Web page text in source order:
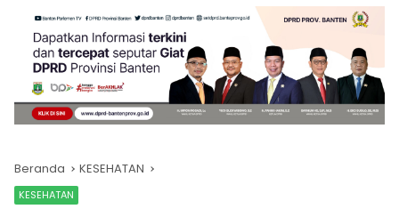
Beranda KESEHATAN
KESEHATAN